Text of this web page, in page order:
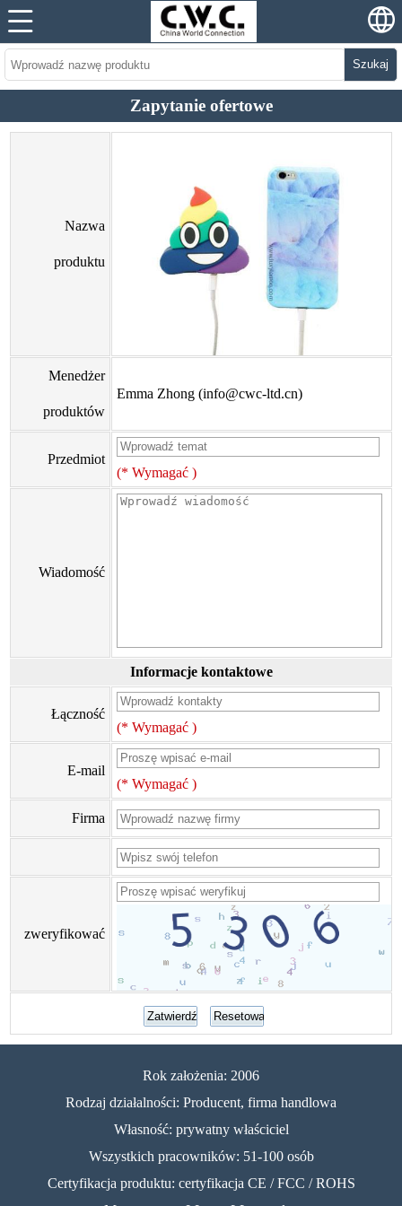
Szukaj
Zapytanie ofertowe
Nazwa
produktu
Menedżer
produktów
Emma Zhong (info@cwc-ltd.cn)
Przedmiot
(* Wymagać )
Wiadomość
Informacje kontaktowe
Łączność
(* Wymagać )
E-mail
(* Wymagać )
Firma
zweryfikować
Rok założenia: 2006
Rodzaj działalności: Producent, firma handlowa
Własność: prywatny właściciel
Wszystkich pracowników: 51-100 osób
Certyfikacja produktu: certyfikacja CE / FCC / ROHS